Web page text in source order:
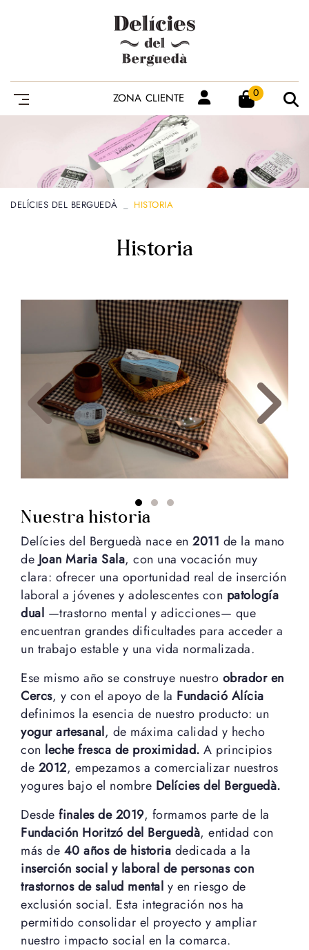
ZONA CLIENTE 0
DELÍCIES DEL BERGUEDÀ HISTORIA
Historia
Nuestra historia
Delícies del Berguedà nace en 2011 de la mano
de Joan Maria Sala, con una vocación muy
clara: ofrecer una oportunidad real de inserción
laboral a jóvenes y adolescentes con patología
dual —trastorno mental y adicciones— que
encuentran grandes dificultades para acceder a
un trabajo estable y una vida normalizada.
Ese mismo año se construye nuestro obrador en
Cercs, y con el apoyo de la Fundació Alícia
definimos la esencia de nuestro producto: un
yogur artesanal, de máxima calidad y hecho
con leche fresca de proximidad. A principios
de 2012, empezamos a comercializar nuestros
yogures bajo el nombre Delícies del Berguedà.
Desde finales de 2019, formamos parte de la
Fundación Horitzó del Berguedà, entidad con
más de 40 años de historia dedicada a la
inserción social y laboral de personas con
trastornos de salud mental y en riesgo de
exclusión social. Esta integración nos ha
permitido consolidar el proyecto y ampliar
nuestro impacto social en la comarca.